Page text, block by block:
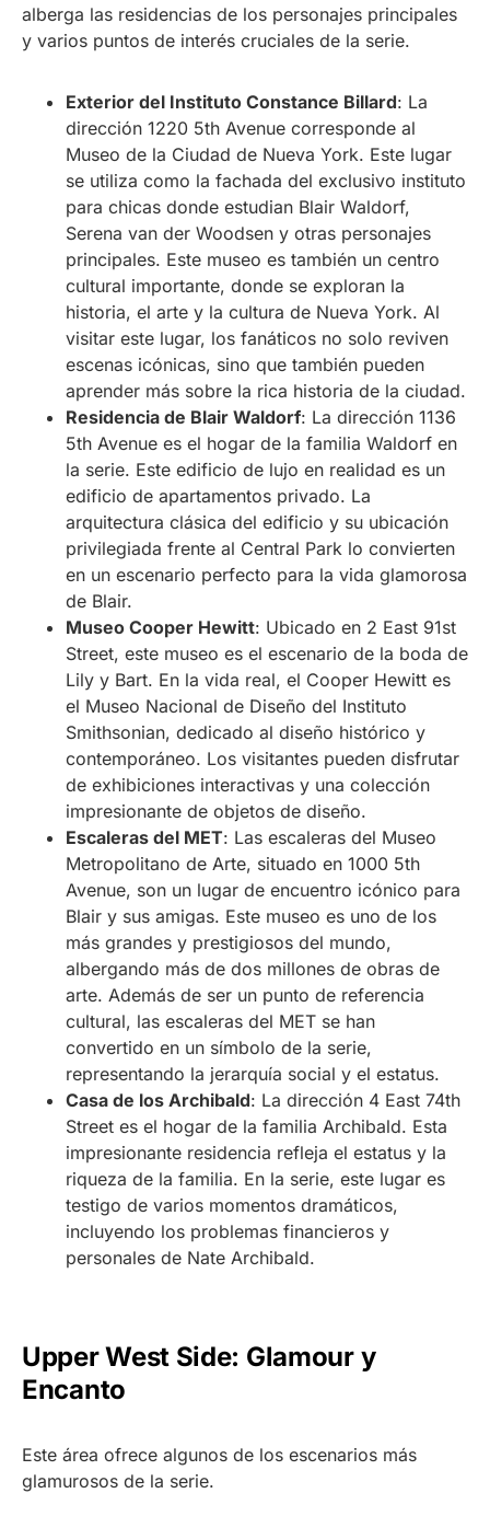
alberga las residencias de los personajes principales
y varios puntos de interés cruciales de la serie.
Exterior del Instituto Constance Billard: La
dirección 1220 5th Avenue corresponde al
Museo de la Ciudad de Nueva York. Este lugar
se utiliza como la fachada del exclusivo instituto
para chicas donde estudian Blair Waldorf,
Serena van der Woodsen y otras personajes
principales. Este museo es también un centro
cultural importante, donde se exploran la
historia, el arte y la cultura de Nueva York. Al
visitar este lugar, los fanáticos no solo reviven
escenas icónicas, sino que también pueden
aprender más sobre la rica historia de la ciudad.
Residencia de Blair Waldorf: La dirección 1136
5th Avenue es el hogar de la familia Waldorf en
la serie. Este edificio de lujo en realidad es un
edificio de apartamentos privado. La
arquitectura clásica del edificio y su ubicación
privilegiada frente al Central Park lo convierten
en un escenario perfecto para la vida glamorosa
de Blair.
Museo Cooper Hewitt: Ubicado en 2 East 91st
Street, este museo es el escenario de la boda de
Lily y Bart. En la vida real, el Cooper Hewitt es
el Museo Nacional de Diseño del Instituto
Smithsonian, dedicado al diseño histórico y
contemporáneo. Los visitantes pueden disfrutar
de exhibiciones interactivas y una colección
impresionante de objetos de diseño.
Escaleras del MET: Las escaleras del Museo
Metropolitano de Arte, situado en 1000 5th
Avenue, son un lugar de encuentro icónico para
Blair y sus amigas. Este museo es uno de los
más grandes y prestigiosos del mundo,
albergando más de dos millones de obras de
arte. Además de ser un punto de referencia
cultural, las escaleras del MET se han
convertido en un símbolo de la serie,
representando la jerarquía social y el estatus.
Casa de los Archibald: La dirección 4 East 74th
Street es el hogar de la familia Archibald. Esta
impresionante residencia refleja el estatus y la
riqueza de la familia. En la serie, este lugar es
testigo de varios momentos dramáticos,
incluyendo los problemas financieros y
personales de Nate Archibald.
Upper West Side: Glamour y
Encanto
Este área ofrece algunos de los escenarios más
glamurosos de la serie.